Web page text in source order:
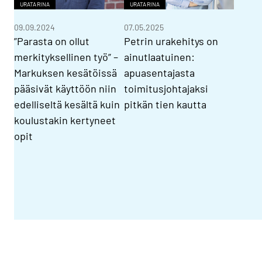
URATARINA
”Parasta on ollut
merkityksellinen työ” –
Markuksen kesätöissä
pääsivät käyttöön niin
edelliseltä kesältä kuin
koulustakin kertyneet
opit
09.09.2024
URATARINA
Petrin urakehitys on
ainutlaatuinen:
apuasentajasta
toimitusjohtajaksi
pitkän tien kautta
07.05.2025